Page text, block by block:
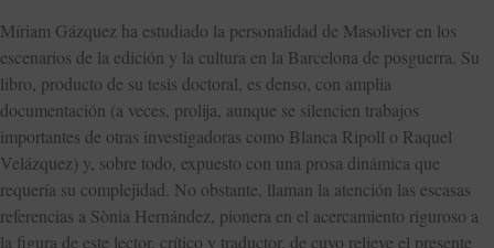
Míriam Gázquez ha estudiado la personalidad de Masoliver en los
escenarios de la edición y la cultura en la Barcelona de posguerra. Su
libro, producto de su tesis doctoral, es denso, con amplia
documentación (a veces, prolija, aunque se silencien trabajos
importantes de otras investigadoras como Blanca Ripoll o Raquel
Velázquez) y, sobre todo, expuesto con una prosa dinámica que
requería su complejidad. No obstante, llaman la atención las escasas
referencias a Sònia Hernández, pionera en el acercamiento riguroso a
la figura de este lector, crítico y traductor, de cuyo relieve el presente